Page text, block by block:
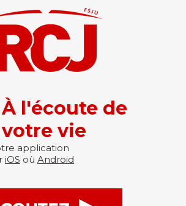
À l'écoute de
votre vie
application
iOS où Android